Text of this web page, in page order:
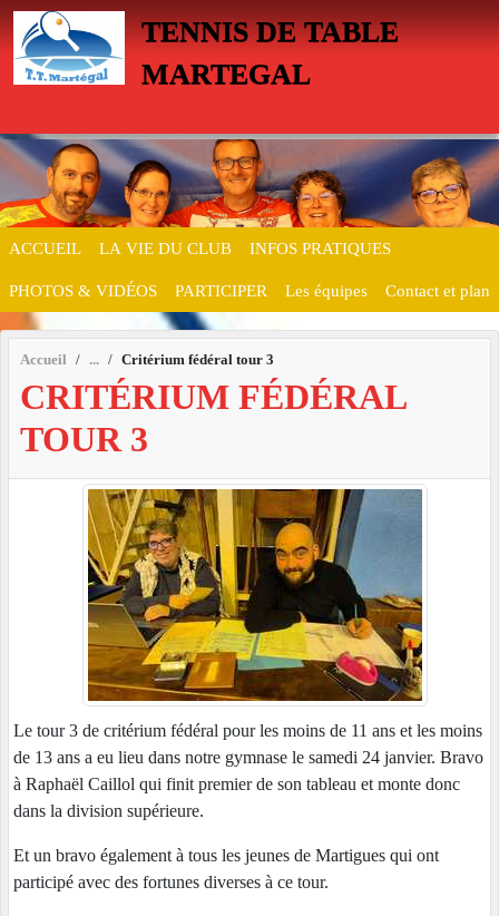
TENNIS DE TABLE
MARTEGAL
ACCUEIL LA VIE DU CLUB INFOS PRATIQUES
PHOTOS & VIDÉOS PARTICIPER Les équipes Contact et plan
Accueil Critérium fédéral tour 3
CRITÉRIUM FÉDÉRAL
TOUR 3
Le tour 3 de critérium fédéral pour les moins de 11 ans et les moins
de 13 ans a eu lieu dans notre gymnase le samedi 24 janvier. Bravo
à Raphaël Caillol qui finit premier de son tableau et monte donc
dans la division supérieure.
Et un bravo également à tous les jeunes de Martigues qui ont
participé avec des fortunes diverses à ce tour.
Panneau de gestion des cookies